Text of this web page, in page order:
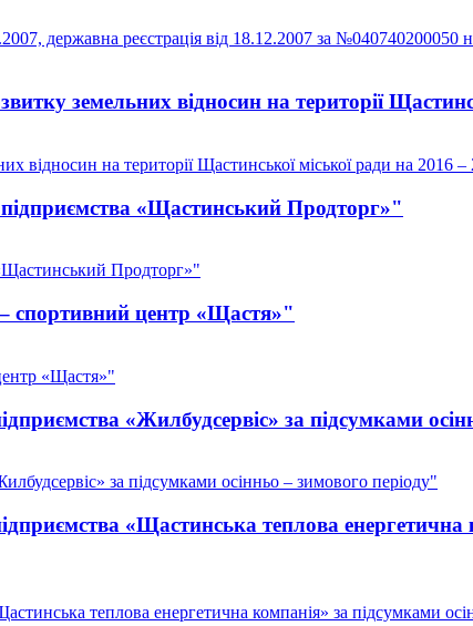
державна реєстрація від 18.12.2007 за №040740200050
земельних відносин на території
на території Щастинської міської ради на 2016
«Щастинський Продторг»"
Продторг»"
спортивний центр «Щастя»"
«Щастя»"
«Жилбудсервіс» за підсумками
за підсумками осінньо – зимового періоду"
«Щастинська теплова енергетична
теплова енергетична компанія» за підсумками